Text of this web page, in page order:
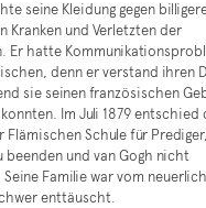
seine Kleidung gegen
Kranken und Verletzten der
Er hatte
denn er verstand ihren
sie seinen französischen
Im Juli 1879 entschied
Flämischen Schule für
beenden und van Gogh nicht
Familie war vom
enttäuscht.